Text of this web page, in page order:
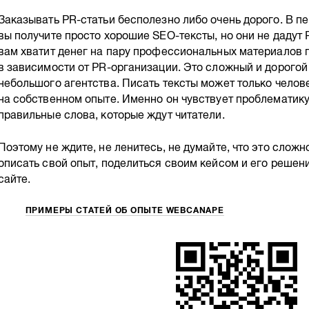
PR-статьи бесполезно либо очень дорого. В
получите просто хорошие SEO-тексты, но они не
хватит денег на пару профессиональных материалов
зависимости от PR-организации. Это сложный и
агентства. Писать тексты может только
собственном опыте. Именно он чувствует
слова, которые ждут читатели.
не ждите, не ленитесь, не думайте, что это
свой опыт, поделиться своим кейсом и его
ПРИМЕРЫ СТАТЕЙ ОБ ОПЫТЕ WEBCANAPE